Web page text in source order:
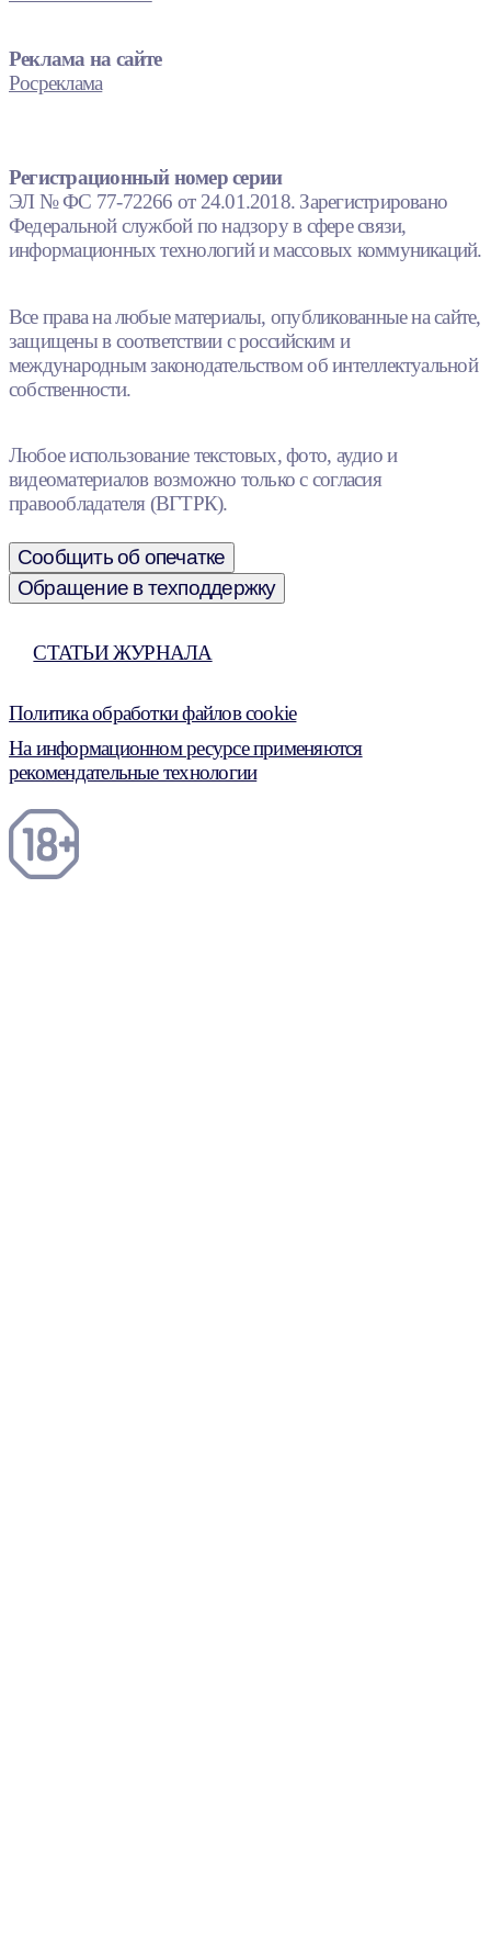
Реклама на сайте
Росреклама
Регистрационный номер серии
ЭЛ № ФС 77-72266 от 24.01.2018. Зарегистрировано
Федеральной службой по надзору в сфере связи,
информационных технологий и массовых коммуникаций.
Все права на любые материалы, опубликованные на сайте,
защищены в соответствии с российским и
международным законодательством об интеллектуальной
собственности.
Любое использование текстовых, фото, аудио и
видеоматериалов возможно только с согласия
правообладателя (ВГТРК).
Сообщить об опечатке
Обращение в техподдержку
СТАТЬИ ЖУРНАЛА
Политика обработки файлов cookie
На информационном ресурсе применяются
рекомендательные технологии